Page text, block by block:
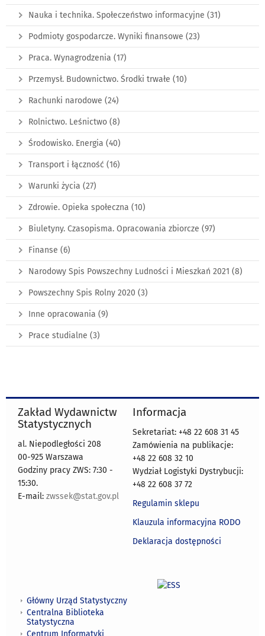
Nauka i technika. Społeczeństwo informacyjne (31)
Podmioty gospodarcze. Wyniki finansowe (23)
Praca. Wynagrodzenia (17)
Przemysł. Budownictwo. Środki trwałe (10)
Rachunki narodowe (24)
Rolnictwo. Leśnictwo (8)
Środowisko. Energia (40)
Transport i łączność (16)
Warunki życia (27)
Zdrowie. Opieka społeczna (10)
Biuletyny. Czasopisma. Opracowania zbiorcze (97)
Finanse (6)
Narodowy Spis Powszechny Ludności i Mieszkań 2021 (8)
Powszechny Spis Rolny 2020 (3)
Inne opracowania (9)
Prace studialne (3)
Zakład Wydawnictw
Statystycznych
al. Niepodległości 208
00-925 Warszawa
Godziny pracy ZWS: 7:30 -
15:30.
E-mail: zwssek@stat.gov.pl
Informacja
Sekretariat: +48 22 608 31 45
Zamówienia na publikacje:
+48 22 608 32 10
Wydział Logistyki Dystrybucji:
+48 22 608 37 72
Regulamin sklepu
Klauzula informacyjna RODO
Deklaracja dostępności
Główny Urząd Statystyczny
Centralna Biblioteka
Statystyczna
Centrum Informatyki